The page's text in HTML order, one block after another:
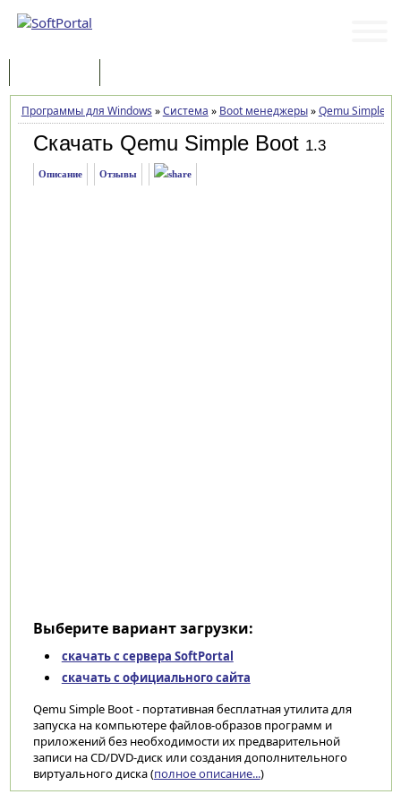
Программы для Windows »Система » Boot менеджеры»Qemu Simple
Скачать Qemu Simple Boot 1.3
Описание Отзывы
Выберите вариант загрузки:
скачать с сервера SoftPortal
скачать с официального сайта
Qemu Simple Boot - портативная бесплатная утилита для
запуска на компьютере файлов-образов программ и
приложений без необходимости их предварительной
записи на CD/DVD-диск или создания дополнительного
виртуального диска (полное описание...)